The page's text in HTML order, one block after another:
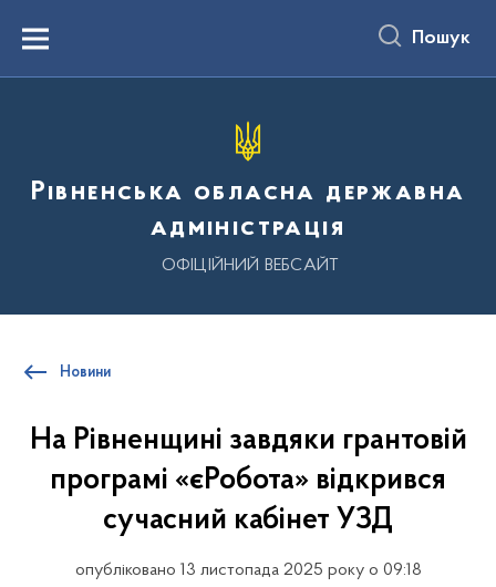
вмістуMenu Пошук
Рівненська обласна державна
адміністрація
ОФІЦІЙНИЙ ВЕБСАЙТ
Новини
На Рівненщині завдяки грантовій
програмі «єРобота» відкрився
сучасний кабінет УЗД
опубліковано 13 листопада 2025 року о 09:18